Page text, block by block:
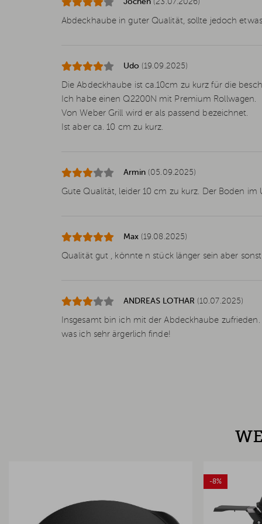
Jochen (23.07.2026)
Abdeckhaube in guter Qualität, sollte jedoch
Udo (19.09.2025)
Die Abdeckhaube ist ca.10cm zu kurz für die
Ich habe einen Q2200N mit Premium Rollwagen.
Von Weber Grill wird er als passend bezeichnet.
Ist aber ca. 10 cm zu kurz.
Armin (05.09.2025)
Gute Qualität, leider 10 cm zu kurz. Der Boden
Max (19.08.2025)
Qualität gut , könnte n stück länger sein aber
ANDREAS LOTHAR (10.07.2025)
Insgesamt bin ich mit der Abdeckhaube
was ich sehr ärgerlich finde!
-8%